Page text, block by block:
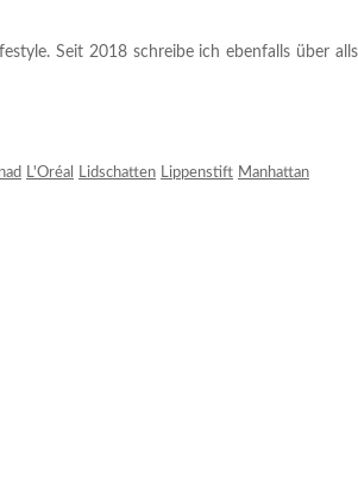
Seit 2018 schreibe ich ebenfalls über alls
L'Oréal Lidschatten Lippenstift Manhattan